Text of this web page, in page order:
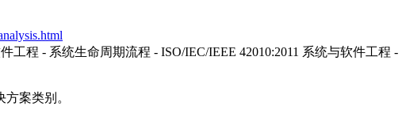
工程 - 系统生命周期流程 - ISO/IEC/IEEE 42010:2011 系统与软件工程 -
案类别。